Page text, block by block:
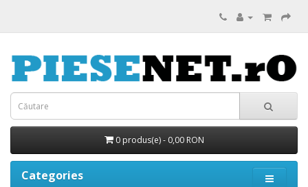
0 produs(e) - 0,00 RON
Categories